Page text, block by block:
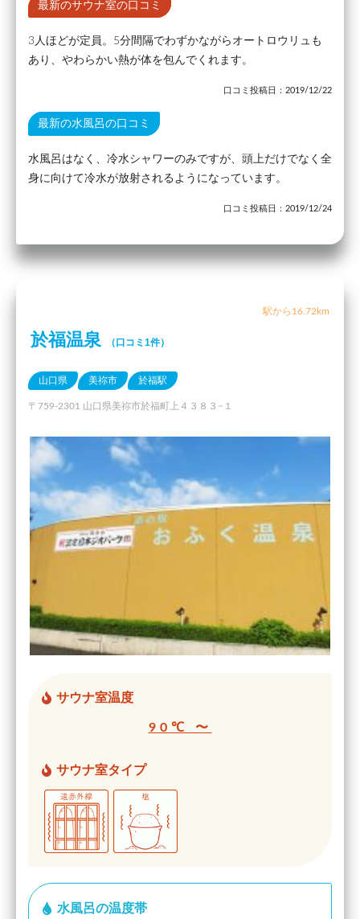
最新のサウナ室の口コミ
3人ほどが定員。5分間隔でわずかながらオートロウリュも
あり、やわらかい熱が体を包んでくれます。
口コミ投稿日：2019/12/22
最新の水風呂の口コミ
水風呂はなく、冷水シャワーのみですが、頭上だけでなく全
身に向けて冷水が放射されるようになっています。
口コミ投稿日：2019/12/24
駅から16.72km
於福温泉 （口コミ1件）
山口県 美祢市 於福駅
〒759-2301 山口県美祢市於福町上４３８３−１
サウナ室温度
90℃ 〜
サウナ室タイプ
水風呂の温度帯